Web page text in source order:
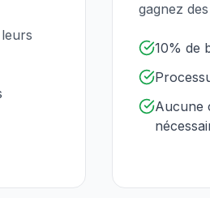
gagnez
10% de
Aucune